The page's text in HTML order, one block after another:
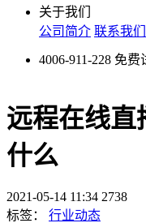
关于我们
公司简介 联系我们
4006-911-228 免费
远程在线直
什么
2021-05-14 11:34 2738
标签：
行业动态